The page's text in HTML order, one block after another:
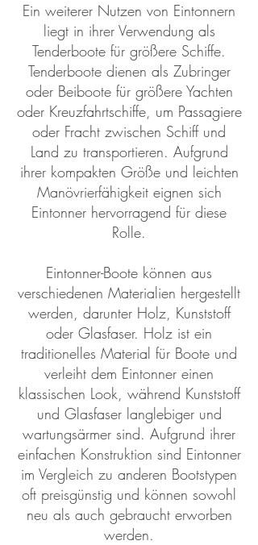
Ein weiterer Nutzen von Eintonnern
liegt in ihrer Verwendung als
Tenderboote für größere Schiffe.
Tenderboote dienen als Zubringer
oder Beiboote für größere Yachten
oder Kreuzfahrtschiffe, um Passagiere
oder Fracht zwischen Schiff und
Land zu transportieren. Aufgrund
ihrer kompakten Größe und leichten
Manövrierfähigkeit eignen sich
Eintonner hervorragend für diese
Rolle.
Eintonner-Boote können aus
verschiedenen Materialien hergestellt
werden, darunter Holz, Kunststoff
oder Glasfaser. Holz ist ein
traditionelles Material für Boote und
verleiht dem Eintonner einen
klassischen Look, während Kunststoff
und Glasfaser langlebiger und
wartungsärmer sind. Aufgrund ihrer
einfachen Konstruktion sind Eintonner
im Vergleich zu anderen Bootstypen
oft preisgünstig und können sowohl
neu als auch gebraucht erworben
werden.